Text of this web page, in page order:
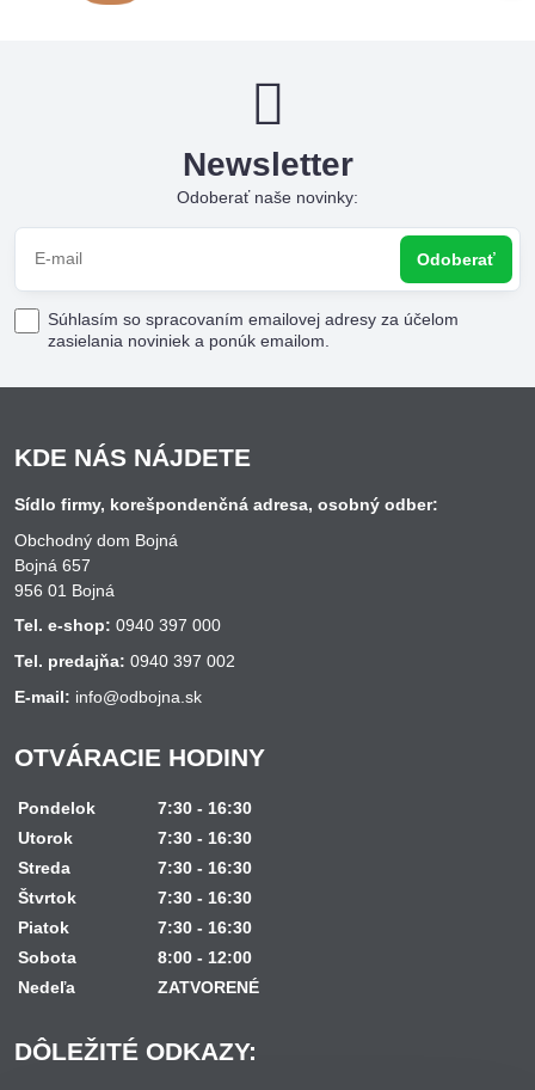
Newsletter
Odoberať naše novinky:
Odoberať
Súhlasím so spracovaním emailovej adresy za účelom
zasielania noviniek a ponúk emailom.
KDE NÁS NÁJDETE
Sídlo firmy, korešpondenčná adresa, osobný odber:
Obchodný dom Bojná
Bojná 657
956 01 Bojná
Tel. e-shop: 0940 397 000
Tel. predajňa: 0940 397 002
E-mail: info@odbojna.sk
OTVÁRACIE HODINY
Pondelok
7:30 - 16:30
Utorok
7:30 - 16:30
Streda
7:30 - 16:30
Štvrtok
7:30 - 16:30
Piatok
7:30 - 16:30
Sobota
8:00 - 12:00
Nedeľa
ZATVORENÉ
DÔLEŽITÉ ODKAZY: